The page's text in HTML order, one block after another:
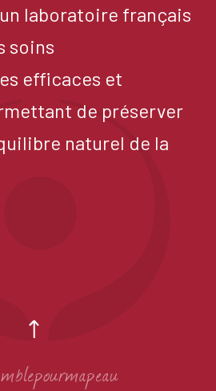
laboratoire français
soins
efficaces et
de préserver
naturel de la